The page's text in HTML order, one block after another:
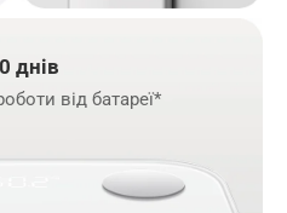
днів
від батареї*